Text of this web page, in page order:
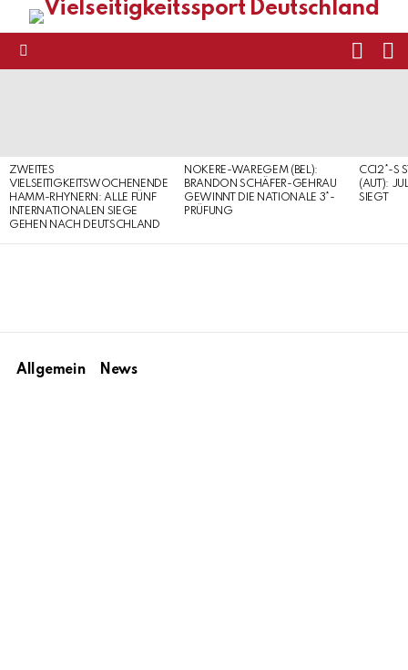
ZWEITES
VIELSEITIGKEITSWOCHENENDE
HAMM-RHYNERN: ALLE FÜNF
INTERNATIONALEN SIEGE
GEHEN NACH DEUTSCHLAND
NOKERE-WAREGEM (BEL):
BRANDON SCHÄFER-GEHRAU
GEWINNT DIE NATIONALE 3*-
PRÜFUNG
CCI2*-S
(AUT):
SIEGT
Allgemein News